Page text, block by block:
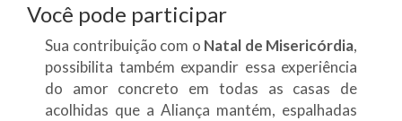
Você pode participar
Sua contribuição com o Natal de Misericórdia,
possibilita também expandir essa experiência
do amor concreto em todas as casas de
acolhidas que a Aliança mantém, espalhadas